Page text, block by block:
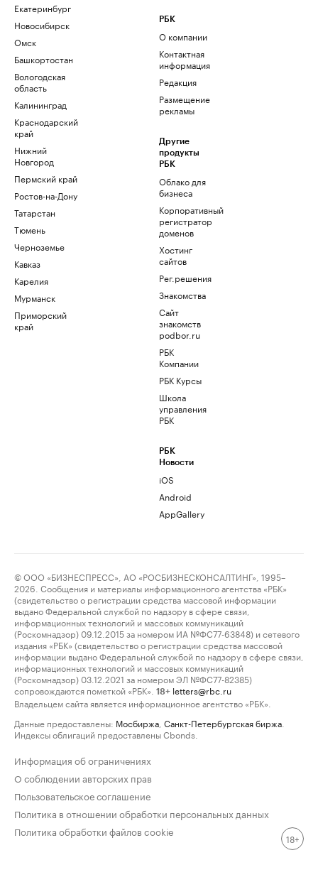
Екатеринбург
Новосибирск
Омск
Башкортостан
Вологодская
область
Калининград
Краснодарский
край
Нижний
Новгород
Пермский край
Ростов-на-Дону
Татарстан
Тюмень
Черноземье
Кавказ
Карелия
Мурманск
Приморский
край
РБК
О компании
Контактная
информация
Редакция
Размещение
рекламы
Другие
продукты
РБК
Облако для
бизнеса
Корпоративный
регистратор
доменов
Хостинг
сайтов
Рег.решения
Знакомства
Сайт
знакомств
podbor.ru
РБК
Компании
РБК Курсы
Школа
управления
РБК
РБК
Новости
iOS
Android
AppGallery
© ООО «БИЗНЕСПРЕСС», АО «РОСБИЗНЕСКОНСАЛТИНГ», 1995–
2026. Сообщения и материалы информационного агентства «РБК»
(свидетельство о регистрации средства массовой информации
выдано Федеральной службой по надзору в сфере связи,
информационных технологий и массовых коммуникаций
(Роскомнадзор) 09.12.2015 за номером ИА №ФС77-63848) и сетевого
издания «РБК» (свидетельство о регистрации средства массовой
информации выдано Федеральной службой по надзору в сфере связи,
информационных технологий и массовых коммуникаций
(Роскомнадзор) 03.12.2021 за номером ЭЛ №ФС77-82385)
сопровождаются пометкой «РБК».
18+ letters@rbc.ru
Владельцем сайта является информационное агентство «РБК».
Данные предоставлены: Мосбиржа Санкт-Петербургская биржа
Индексы облигаций предоставлены Cbonds.
Информация об ограничениях
О соблюдении авторских прав
Пользовательское соглашение
Политика в отношении обработки персональных данных
Политика обработки файлов cookie
18+